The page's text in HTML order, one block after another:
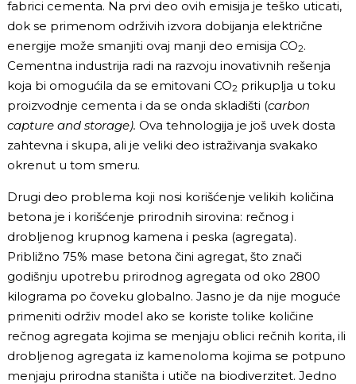
fabrici cementa. Na prvi deo ovih emisija je teško uticati,
dok se primenom održivih izvora dobijanja električne
energije može smanjiti ovaj manji deo emisija CO2.
Cementna industrija radi na razvoju inovativnih rešenja
koja bi omogućila da se emitovani CO2 prikuplja u toku
proizvodnje cementa i da se onda skladišti (carbon
capture and storage). Ova tehnologija je još uvek dosta
zahtevna i skupa, ali je veliki deo istraživanja svakako
okrenut u tom smeru.
Drugi deo problema koji nosi korišćenje velikih količina
betona je i korišćenje prirodnih sirovina: rečnog i
drobljenog krupnog kamena i peska (agregata).
Približno 75% mase betona čini agregat, što znači
godišnju upotrebu prirodnog agregata od oko 2800
kilograma po čoveku globalno. Jasno je da nije moguće
primeniti održiv model ako se koriste tolike količine
rečnog agregata kojima se menjaju oblici rečnih korita, ili
drobljenog agregata iz kamenoloma kojima se potpuno
menjaju prirodna staništa i utiče na biodiverzitet. Jedno